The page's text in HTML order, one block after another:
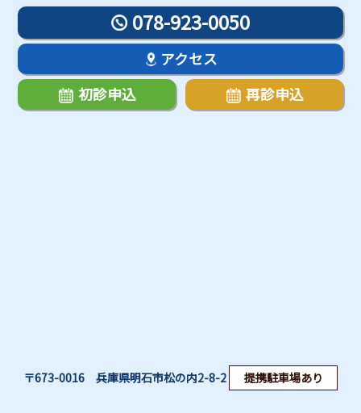
078-923-0050
アクセス
初診申込
再診申込
〒673-0016 兵庫県明石市松の内2-8-2 提携駐車場あり